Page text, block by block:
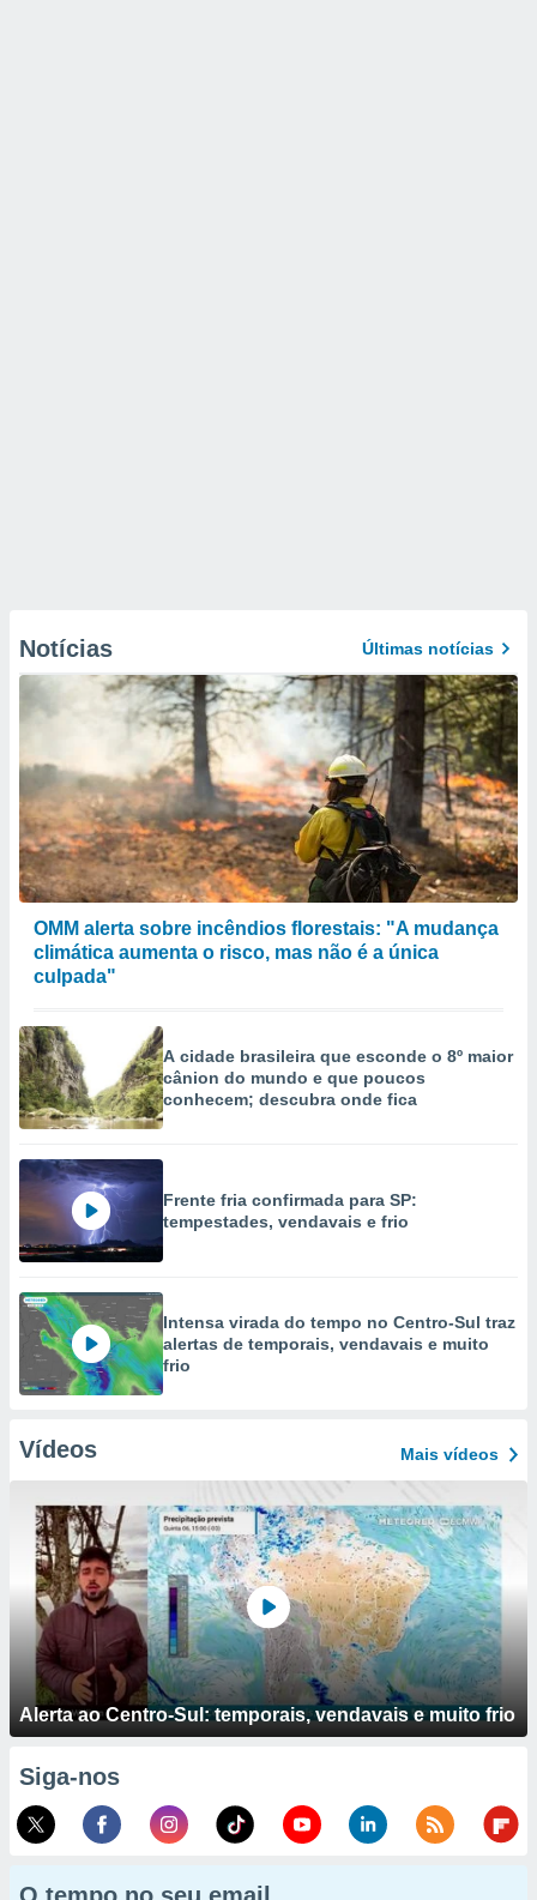
Notícias Últimas notícias
OMM alerta sobre incêndios florestais: "A mudança
climática aumenta o risco, mas não é a única
culpada"
A cidade brasileira que esconde o 8º maior
cânion do mundo e que poucos
conhecem; descubra onde fica
Frente fria confirmada para SP:
tempestades, vendavais e frio
Intensa virada do tempo no Centro-Sul traz
alertas de temporais, vendavais e muito
frio
Vídeos Mais vídeos
Alerta ao Centro-Sul: temporais, vendavais e muito frio
Siga-nos